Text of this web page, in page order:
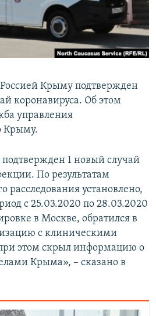
Крыму подтвержден
коронавируса. Об этом
управления
Крыму.
1 новый случай
По результатам
расследования установлено,
с 25.03.2020 по 28.03.2020
в Москве, обратился в
с клиническими
этом скрыл информацию о
Крыма», – сказано в